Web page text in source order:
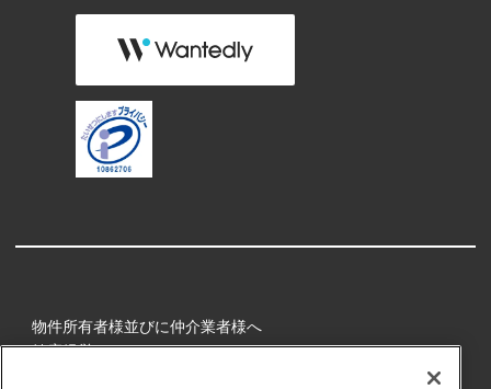
物件所有者様並びに仲介業者様へ
健康経営